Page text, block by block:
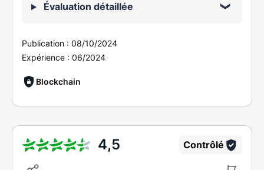
Évaluation détaillée
Publication : 08/10/2024
Expérience : 06/2024
Blockchain
4,5 Contrôlé